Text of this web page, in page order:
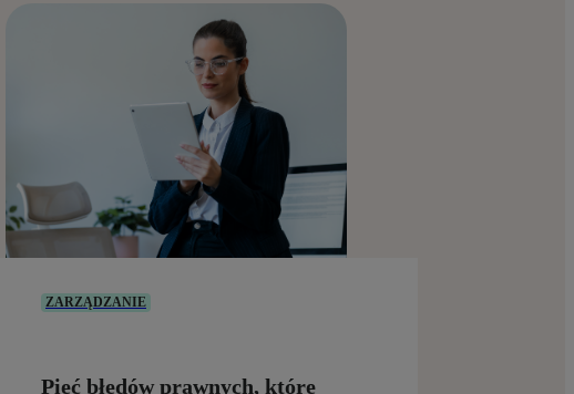
ZARZĄDZANIE
Pięć błędów prawnych, które